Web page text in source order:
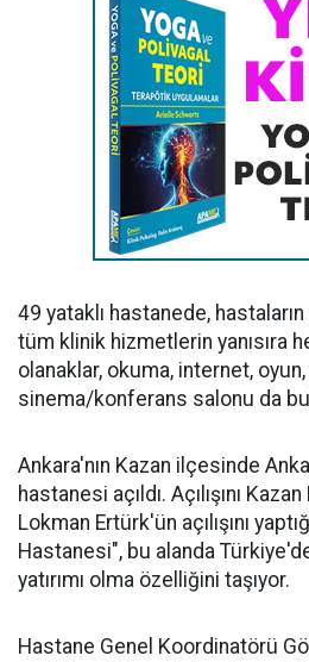
49 yataklı hastanede,
tüm klinik hizmetlerin yanısıra
olanaklar, okuma, internet, oyun,
sinema/konferans salonu da
Ankara'nın Kazan ilçesinde
hastanesi açıldı. Açılışını
Lokman Ertürk'ün açılışını
Hastanesi", bu alanda
yatırımı olma özelliğini taşıyor.
Hastane Genel Koordinatörü